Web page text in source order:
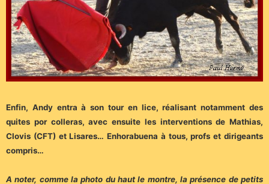
Enfin, Andy entra à son tour en lice, réalisant notamment des
quites por colleras, avec ensuite les interventions de Mathias,
Clovis (CFT) et Lisares… Enhorabuena à tous, profs et dirigeants
compris…
A noter, comme la photo du haut le montre, la présence de petits